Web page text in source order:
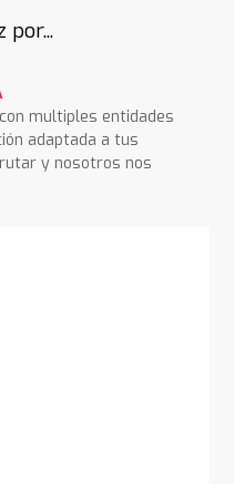
por...
multiples entidades
adaptada a tus
y nosotros nos